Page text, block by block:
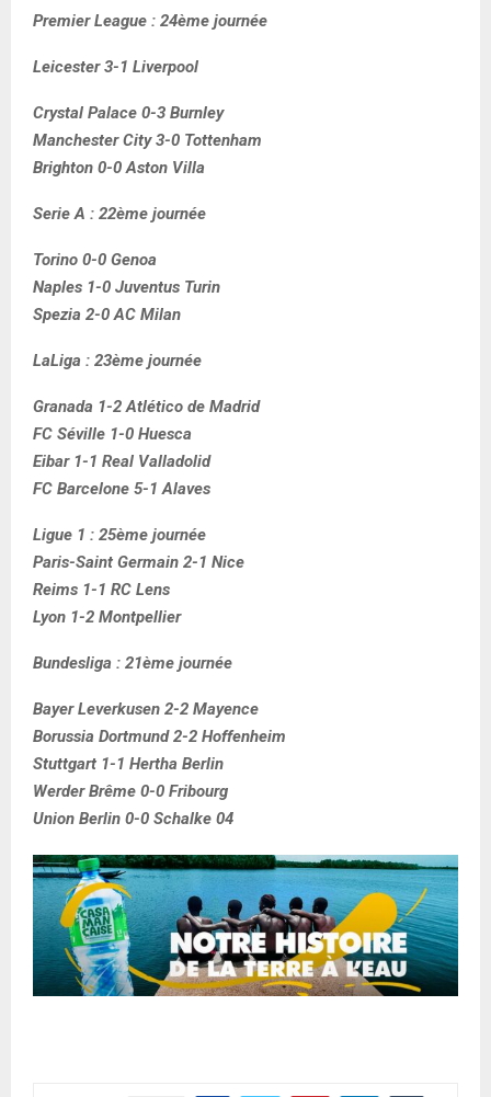
Premier League : 24ème journée
Leicester 3-1 Liverpool
Crystal Palace 0-3 Burnley
Manchester City 3-0 Tottenham
Brighton 0-0 Aston Villa
Serie A : 22ème journée
Torino 0-0 Genoa
Naples 1-0 Juventus Turin
Spezia 2-0 AC Milan
LaLiga : 23ème journée
Granada 1-2 Atlético de Madrid
FC Séville 1-0 Huesca
Eibar 1-1 Real Valladolid
FC Barcelone 5-1 Alaves
Ligue 1 : 25ème journée
Paris-Saint Germain 2-1 Nice
Reims 1-1 RC Lens
Lyon 1-2 Montpellier
Bundesliga : 21ème journée
Bayer Leverkusen 2-2 Mayence
Borussia Dortmund 2-2 Hoffenheim
Stuttgart 1-1 Hertha Berlin
Werder Brême 0-0 Fribourg
Union Berlin 0-0 Schalke 04